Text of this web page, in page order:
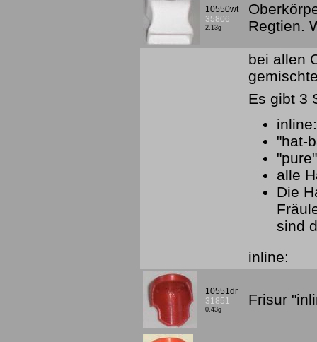
10550wt
35806
2,13g
Regtien.
bei allen
Es gibt 3
"hat-
alle
Die
sind
inline:
10551dr
31851
0,43g
Frisur